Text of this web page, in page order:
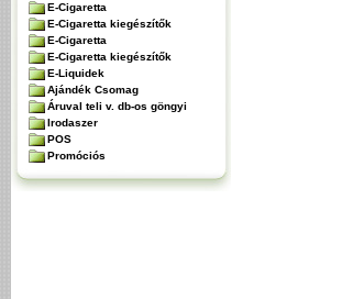
E-Cigaretta
E-Cigaretta kiegészítők
E-Cigaretta
E-Cigaretta kiegészítők
E-Liquidek
Ajándék Csomag
Áruval teli v. db-os göngyi
Irodaszer
POS
Promóciós